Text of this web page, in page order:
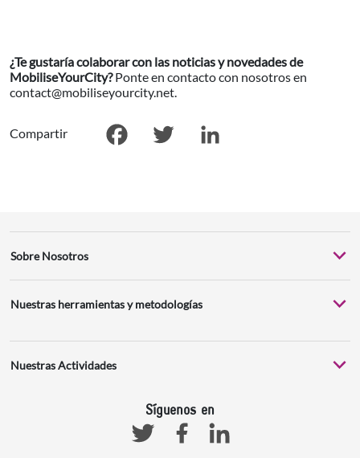
¿Te gustaría colaborar con las noticias y novedades de
MobiliseYourCity?Ponte en contacto con nosotros en
contact@mobiliseyourcity.net.
Compartir
Sobre Nosotros
Nuestras herramientas y metodologías
Nuestras Actividades
Síguenos en
TwitterFacebookLinkedin